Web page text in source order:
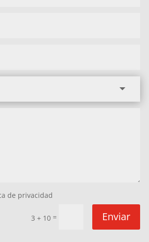
de privacidad
3 + 10 = Enviar